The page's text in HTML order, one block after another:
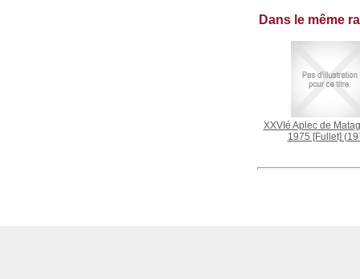
Dans le même
XXVIé Aplec de
1975 [Fullet]